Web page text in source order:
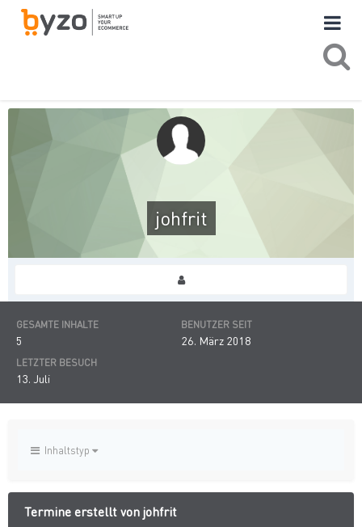
johfrit
GESAMTE INHALTE
5
BENUTZER SEIT
26. März 2018
LETZTER BESUCH
13. Juli
Inhaltstyp
Termine erstellt von johfrit